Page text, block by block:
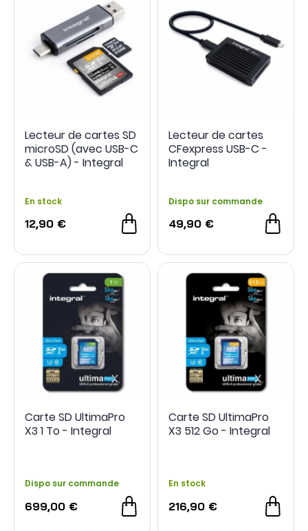
Lecteur de cartes SD
microSD (avec USB-C
& USB-A) - Integral
En stock
12,90 €
Lecteur de cartes
CFexpress USB-C -
Integral
Dispo sur commande
49,90 €
Carte SD UltimaPro
X3 1 To - Integral
Dispo sur commande
699,00 €
Carte SD UltimaPro
X3 512 Go - Integral
En stock
216,90 €